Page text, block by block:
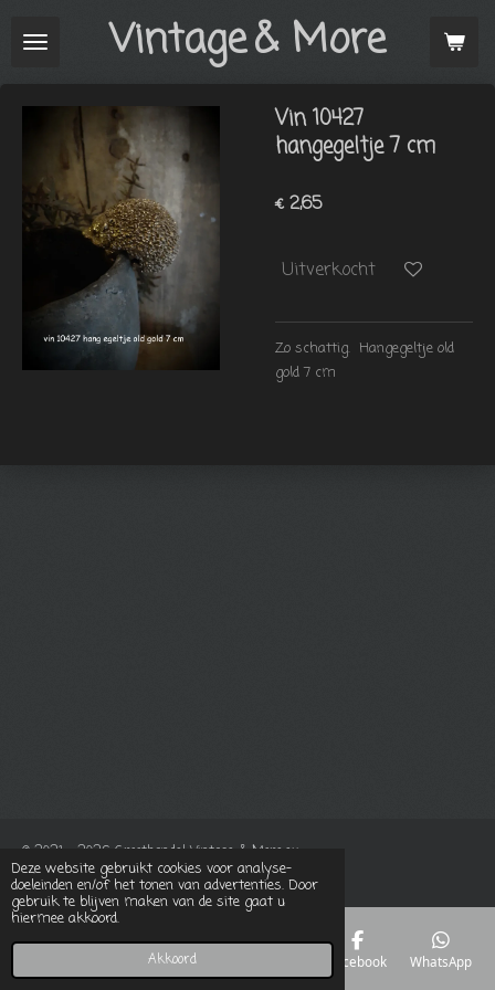
Deze website gebruikt cookies voor analyse-
doeleinden en/of het tonen van advertenties. Door
gebruik te blijven maken van de site gaat u
hiermee akkoord.
Akkoord
direct
Vintage& More
Vin 10427
hangegeltje 7 cm
€ 2,65
Uitverkocht
Zo schattig. Hangegeltje old
gold 7 cm
© 2021 - 2026 Groothandel Vintage & More.eu
Powered byJouwWeb
Telefoonnummer Facebook WhatsApp